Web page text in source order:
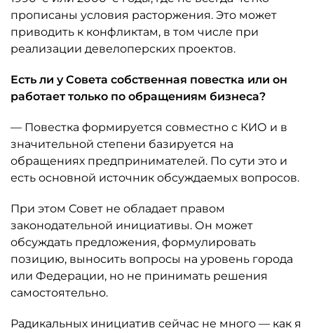
прописаны условия расторжения. Это может
приводить к конфликтам, в том числе при
реализации девелоперских проектов.
Есть ли у Совета собственная повестка или он
работает только по обращениям бизнеса?
— Повестка формируется совместно с КИО и в
значительной степени базируется на
обращениях предпринимателей. По сути это и
есть основной источник обсуждаемых вопросов.
При этом Совет не обладает правом
законодательной инициативы. Он может
обсуждать предложения, формулировать
позицию, выносить вопросы на уровень города
или Федерации, но не принимать решения
самостоятельно.
Радикальных инициатив сейчас не много — как я